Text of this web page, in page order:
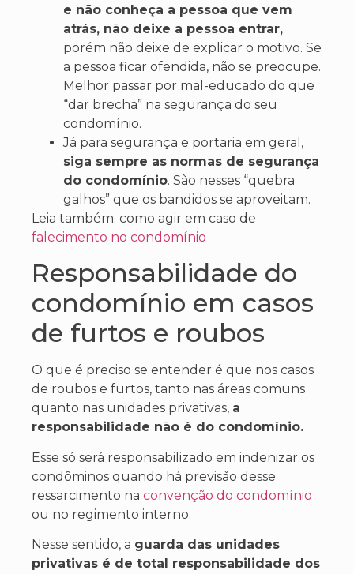
e não conheça a pessoa que vem
atrás, não deixe a pessoa entrar,
porém não deixe de explicar o motivo. Se
a pessoa ficar ofendida, não se preocupe.
Melhor passar por mal-educado do que
“dar brecha” na segurança do seu
condomínio.
Já para segurança e portaria em geral,
siga sempre as normas de segurança
do condomínio. São nesses “quebra
galhos” que os bandidos se aproveitam.
Leia também: como agir em caso de
falecimento no condomínio
Responsabilidade do
condomínio em casos
de furtos e roubos
O que é preciso se entender é que nos casos
de roubos e furtos, tanto nas áreas comuns
quanto nas unidades privativas, a
responsabilidade não é do condomínio.
Esse só será responsabilizado em indenizar os
condôminos quando há previsão desse
ressarcimento na convenção do condomínio
ou no regimento interno.
Nesse sentido, a guarda das unidades
privativas é de total responsabilidade dos